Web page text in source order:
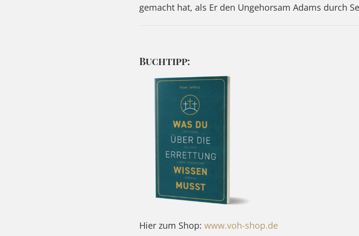
gemacht hat, als Er den Ungehorsam Adams durch
Buchtipp:
Hier zum Shop: www.voh-shop.de